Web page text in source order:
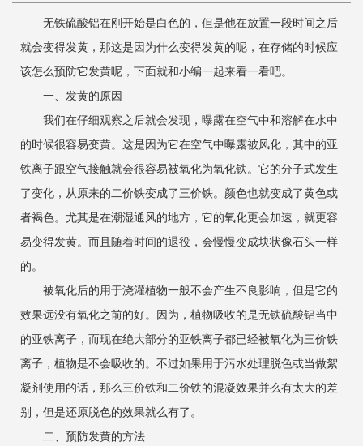
无铁硫酸铝在刚开始是白色的，但是他在放置一段时间之后
就会变得发黄，那这是因为什么变得发黄的呢，在存储的时候应
该怎么预防它发黄呢，下面就和小编一起来看一看吧。
一、发黄的原因
我们在仔细观察之后就会发现，曝露在空气中和溶解在水中
的时候很容易变黄。这是因为它在空气中曝露被风化，其中的亚
铁离子跟空气接触就会很容易被氧化为氧化铁。它的分子式发生
了变化，从原来的二价铁变成了三价铁。颜色也就变成了黄色或
者褐色。尤其是在潮湿通风的地方，它的氧化更会加速，就更容
易变得发黄。而且随着时间的退役，会慢慢变成块状像石头一样
的。
被氧化后的用于浇灌植物一般不会产生不良影响，但是它的
效果远没有氧化之前的好。因为，植物吸收的是无铁硫酸铝当中
的亚铁离子，而现在绝大部分的亚铁离子都已经被氧化为三价铁
离子，植物是不会吸收的。不过如果用于污水处理脱色或当做絮
凝剂使用的话，那么三价铁和二价铁的混凝效果并么有太大的差
别，但是还原脱色的效果就么有了。
二、预防发黄的方法